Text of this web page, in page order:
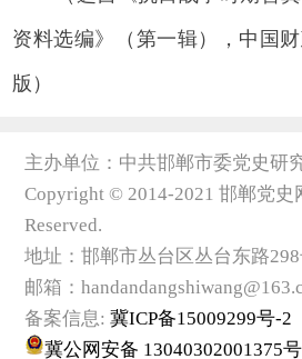
资料选编》（第一辑），中国
版）
主办单位：中共邯郸市委党史研
Copyright © 2014-2021 邯郸党史
Reserved.
地址：邯郸市丛台区丛台东路
邮箱：
备案信息: 冀ICP备15009299号-2
冀公网安备 13040302001375号